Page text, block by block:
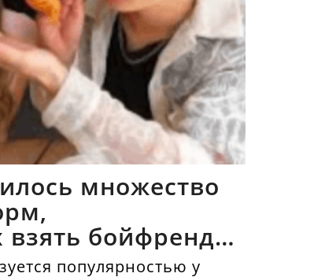
множество
бойфрендов
популярностью у